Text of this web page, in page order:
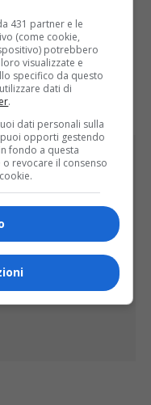
431 partner e le
(come cookie,
potrebbero
visualizzate e
specifico da questo
dati di
.
dati personali sulla
opporti gestendo
fondo a questa
revocare il consenso